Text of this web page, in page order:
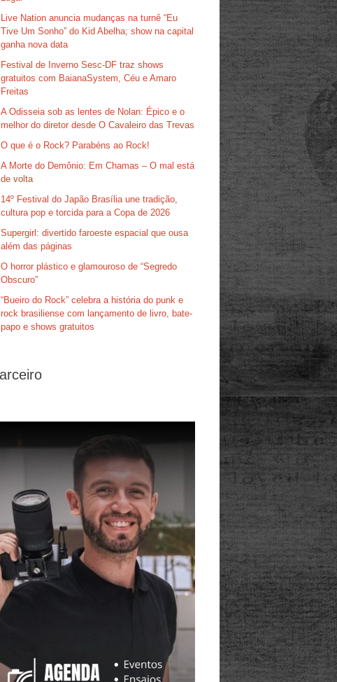
Live Nation anuncia mudanças na turnê “Eu
Tive Um Sonho” do Kid Abelha; show na capital
ganha nova data
Festival de Inverno Sesc-DF traz shows
gratuitos com BaianaSystem, Céu e Amaro
Freitas
A Odisseia sob as lentes de Nolan: Épico e o
melhor do diretor desde O Cavaleiro das Trevas
O que é o Rock? Parabéns ao Rock!
A Morte do Demônio: Em Chamas – O mal está
de volta
14º Festival do Japão Brasília une tradição,
cultura pop e torcida para a Copa de 2026
Supergirl: divertido faroeste espacial que ousa
além das páginas
O horror plástico e glamouroso de “Segredo
Obscuro”
“Bueiro do Rock” celebra a história do punk e
rock brasiliense com lançamento de livro, bate-
papo e shows gratuitos